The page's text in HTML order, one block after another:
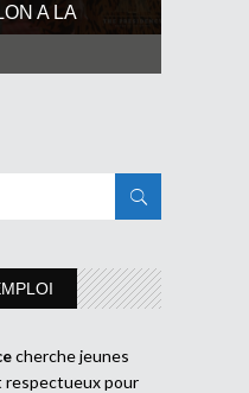
A LA
cherche jeunes
respectueux pour